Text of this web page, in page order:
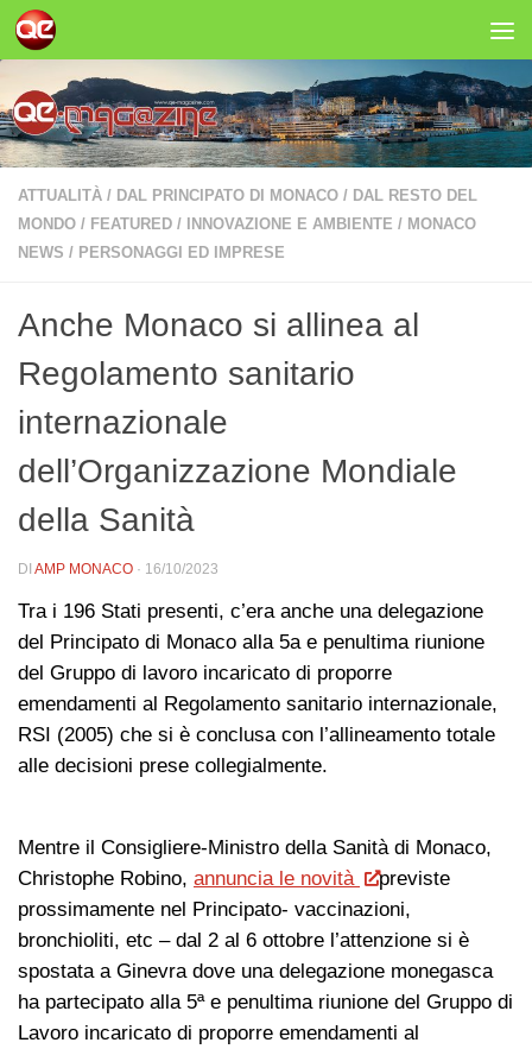
Salta al contenuto
ATTUALITÀ / DAL PRINCIPATO DI MONACO / DAL RESTO DEL
MONDO / FEATURED / INNOVAZIONE E AMBIENTE / MONACO
NEWS / PERSONAGGI ED IMPRESE
Anche Monaco si allinea al
Regolamento sanitario
internazionale
dell’Organizzazione Mondiale
della Sanità
DI AMP MONACO · 16/10/2023
Tra i 196 Stati presenti, c’era anche una delegazione
del Principato di Monaco alla 5a e penultima riunione
del Gruppo di lavoro incaricato di proporre
emendamenti al Regolamento sanitario internazionale,
RSI (2005) che si è conclusa con l’allineamento totale
alle decisioni prese collegialmente.
Mentre il Consigliere-Ministro della Sanità di Monaco,
Christophe Robino, annuncia le novità
previste
prossimamente nel Principato- vaccinazioni,
bronchioliti, etc – dal 2 al 6 ottobre l’attenzione si è
spostata a Ginevra dove una delegazione monegasca
ha partecipato alla 5ª e penultima riunione del Gruppo di
Lavoro incaricato di proporre emendamenti al